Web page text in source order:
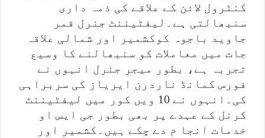
کنٹرول لائن کے علاقے کی ذمہ داری
سنبھالتی ہے۔لیفٹیننٹ جنرل قمر
جاوید باجوہ کوکشمیر اور شمالی علاقہ
جات میں معاملات کو سنبھالنے کا وسیع
تجربہ ہے، بطور میجر جنرل انہوں نے
فورس کمانڈ ناردرن ایریاز کی سربراہی
کی۔انہوں نے 10 ویں کور میں لیفٹیننٹ
کرنل کے عہدے پر بھی بطور جی ایس او
خدمات انجا م دے چکے ہیں۔کشمیر اور